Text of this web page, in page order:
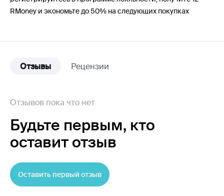
RMoney и экономьте до 50% на следующих покупках
Отзывы Рецензии
Отзывов пока что нет
Будьте первым, кто
оставит отзыв
Оставить первый отзыв